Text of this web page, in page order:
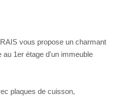
vous propose un charmant
au 1er étage d'un immeuble
plaques de cuisson,